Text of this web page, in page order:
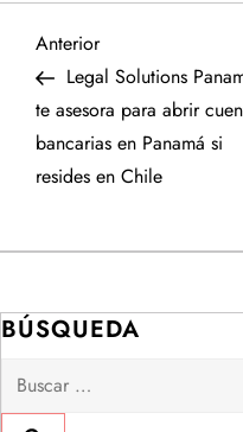
N
a
v
a
c
Entrada
anterior
Anterior
Legal Solutions
te asesora para abrir
bancarias en Panamá si
resides en Chile
BÚSQUEDA
Buscar: